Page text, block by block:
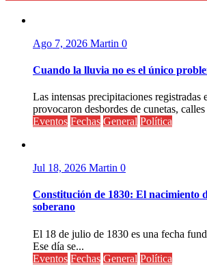
Ago 7, 2026 Martin 0
Cuando la lluvia no es el único
Las intensas precipitaciones registradas
provocaron desbordes de cunetas,
Eventos Fechas General Política
Jul 18, 2026 Martin 0
Constitución de 1830: El nacimiento
soberano
El 18 de julio de 1830 es una fecha
Ese día se...
Eventos Fechas General Política